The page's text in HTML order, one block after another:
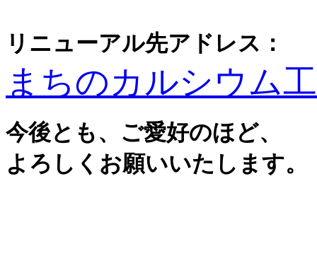
リニューアル先アドレス：
まちのカルシウム
今後とも、ご愛好のほど、
よろしくお願いいたします。